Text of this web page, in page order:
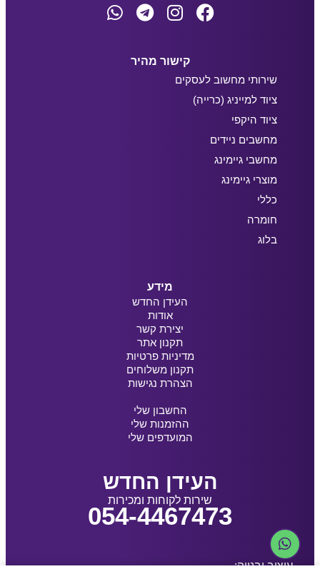
קישור מהיר
שירותי מחשוב לעסקים
ציוד למייניג (כרייה)
ציוד היקפי
מחשבים ניידים
מחשבי גיימינג
מוצרי גיימינג
כללי
חומרה
בלוג
מידע
העידן החדש
אודות
יצירת קשר
תקנון אתר
מדיניות פרטיות
תקנון משלוחים
הצהרת נגישות
החשבון שלי
ההזמנות שלי
המועדפים שלי
העידן החדש
שירות לקוחות ומכירות
054-4467473
עיצוב ובנייה: